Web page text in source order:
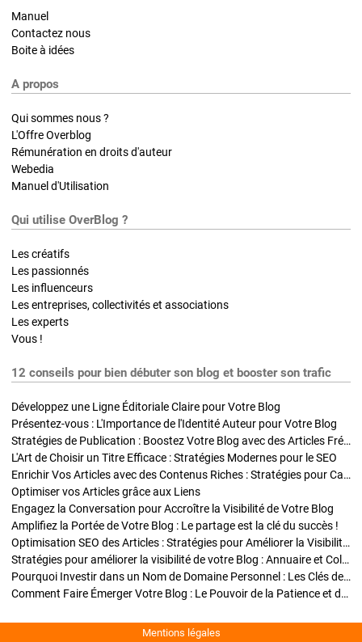
Manuel
Contactez nous
Boite à idées
A propos
Qui sommes nous ?
L'Offre Overblog
Rémunération en droits d'auteur
Webedia
Manuel d'Utilisation
Qui utilise OverBlog ?
Les créatifs
Les passionnés
Les influenceurs
Les entreprises, collectivités et associations
Les experts
Vous !
12 conseils pour bien débuter son blog et booster son trafic
Développez une Ligne Éditoriale Claire pour Votre Blog
Présentez-vous : L'Importance de l'Identité Auteur pour Votre Blog
Stratégies de Publication : Boostez Votre Blog avec des Articles Fréquents et Exclusifs
L'Art de Choisir un Titre Efficace : Stratégies Modernes pour le SEO
Enrichir Vos Articles avec des Contenus Riches : Stratégies pour Captiver et Optimiser
Optimiser vos Articles grâce aux Liens
Engagez la Conversation pour Accroître la Visibilité de Votre Blog
Amplifiez la Portée de Votre Blog : Le partage est la clé du succès !
Optimisation SEO des Articles : Stratégies pour Améliorer la Visibilité de Votre Blog
Stratégies pour améliorer la visibilité de votre Blog : Annuaire et Collaborations
Pourquoi Investir dans un Nom de Domaine Personnel : Les Clés de la Réussite de Votre Blog
Comment Faire Émerger Votre Blog : Le Pouvoir de la Patience et de la Persévérance
Mentions légales